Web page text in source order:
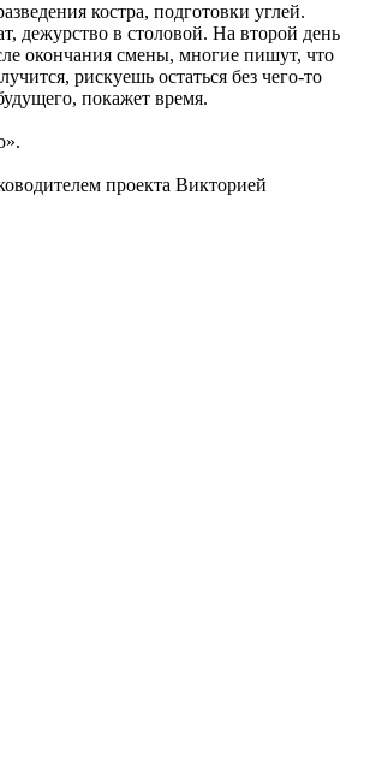
костра, подготовки углей.
дежурство в столовой. На второй день
окончания смены, многие пишут, что
рискуешь остаться без чего-то
покажет время.
проекта Викторией